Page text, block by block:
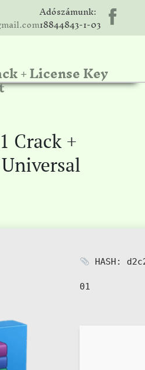
Adószámunk:
18844843-1-03
+ License Key
Crack +
HASH:
01